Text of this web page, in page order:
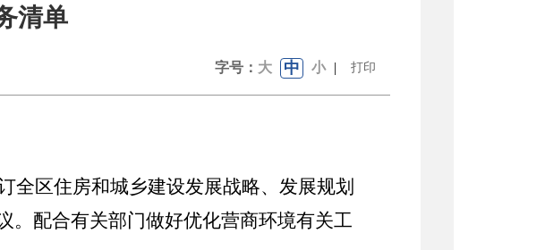
清单
字号： 大 中 小 | 打印
全区住房和城乡建设发展战略、发展规划
。配合有关部门做好优化营商环境有关工